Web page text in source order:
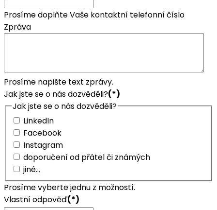
Prosíme doplňte Vaše kontaktní telefonní číslo
Zpráva
Prosíme napište text zprávy.
Jak jste se o nás dozvěděli?(*)
Jak jste se o nás dozvěděli?
LinkedIn
Facebook
Instagram
doporučení od přátel či známých
jiné...
Prosíme vyberte jednu z možností.
Vlastní odpověď(*)